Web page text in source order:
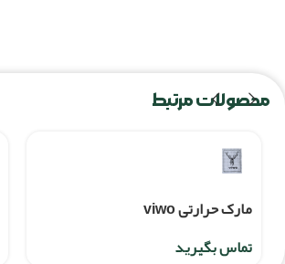
محصولات مرتبط
مارک حرارتی viwo
تماس بگیرید